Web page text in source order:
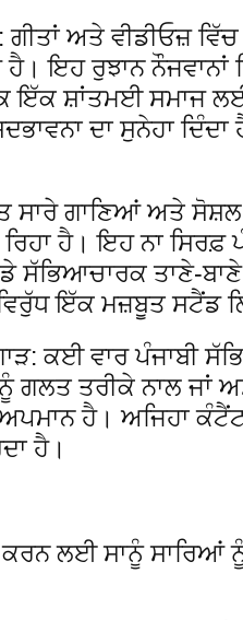
ਗੀਤਾਂ ਅਤੇ ਵੀਡੀਓਜ਼
ਇਹ ਰੁਝਾਨ ਨੌਜਵਾਨਾਂ
ਇੱਕ ਸ਼ਾਂਤਮਈ ਸਮਾਜ
ਦਾ ਸੁਨੇਹਾ
ਸਾਰੇ ਗਾਣਿਆਂ ਅਤੇ
ਹੈ। ਇਹ ਨਾ ਸਿਰਫ਼
ਸੱਭਿਆਚਾਰਕ ਤਾਣੇ-
ਇੱਕ ਮਜ਼ਬੂਤ ਸਟੈਂਡ
ਕਈ ਵਾਰ ਪੰਜਾਬੀ
ਗਲਤ ਤਰੀਕੇ ਨਾਲ ਜਾਂ
ਹੈ। ਅਜਿਹਾ
ਹੈ।
ਲਈ ਸਾਨੂੰ ਸਾਰਿਆਂ